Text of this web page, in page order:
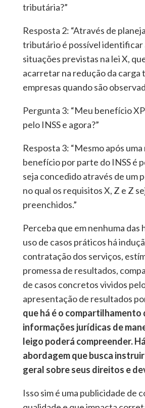
tributária?”
Resposta 2: “Através de
tributário é possível identificar
situações previstas na lei X,
acarretar na redução da carga
empresas quando são
Pergunta 3: “Meu benefício
pelo INSS e agora?”
Resposta 3: “Mesmo após
benefício por parte do INSS é
seja concedido através de um
no qual os requisitos X, Z e Z
preenchidos.”
Perceba que em nenhuma das
uso de casos práticos há
contratação dos serviços,
promessa de resultados,
de casos concretos vividos
apresentação de resultados
que há é o compartilhamento
informações jurídicas de
leigo poderá compreender.
abordagem que busca
geral sobre seus direitos e
Isso sim é uma publicidade de